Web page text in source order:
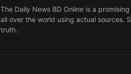
The Daily News BD Online is a
all over the world using actual sources.
truth.